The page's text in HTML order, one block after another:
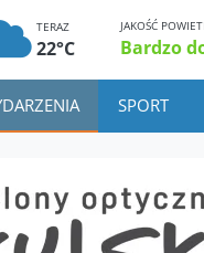
TERAZ
22°C
JAKOŚĆ
Bardzo
SPORT